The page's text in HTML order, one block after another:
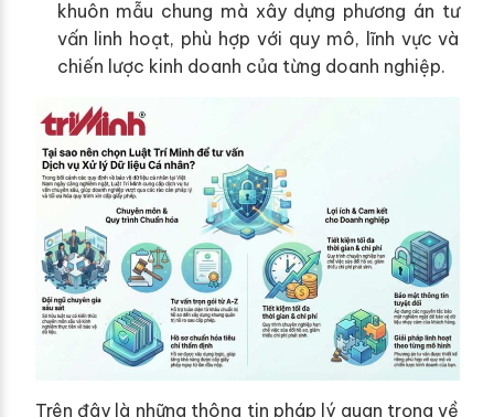
khuôn mẫu chung mà xây dựng phương án tư
vấn linh hoạt, phù hợp với quy mô, lĩnh vực và
chiến lược kinh doanh của từng doanh nghiệp.
Trên đây là những thông tin pháp lý quan trọng về